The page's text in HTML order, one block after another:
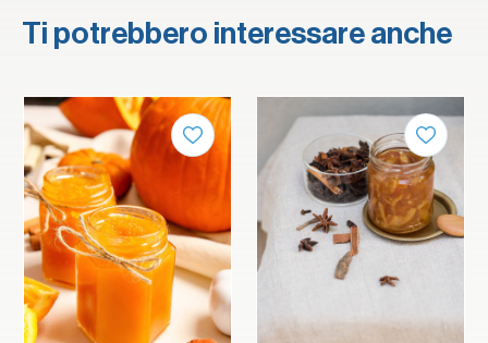
Ti potrebbero interessare anche